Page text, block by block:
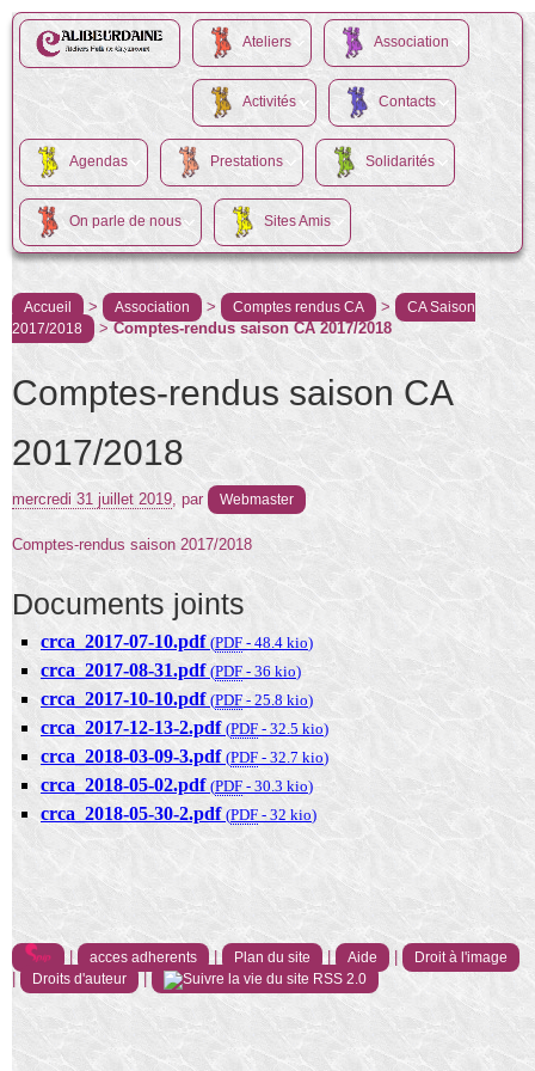
Ateliers Association
Activités Contacts
Agendas Prestations Solidarités
On parle de nous Sites Amis
Accueil > Association > Comptes rendus CA >
CA Saison
2017/2018
> Comptes-rendus saison CA 2017/2018
Comptes-rendus saison CA
2017/2018
mercredi 31 juillet 2019, par Webmaster
Comptes-rendus saison 2017/2018
Documents joints
crca_2017-07-10.pdf (PDF - 48.4 kio)
crca_2017-08-31.pdf (PDF - 36 kio)
crca_2017-10-10.pdf (PDF - 25.8 kio)
crca_2017-12-13-2.pdf (PDF - 32.5 kio)
crca_2018-03-09-3.pdf (PDF - 32.7 kio)
crca_2018-05-02.pdf (PDF - 30.3 kio)
crca_2018-05-30-2.pdf (PDF - 32 kio)
| acces adherents Plan du site Aide Droit à l'image
Droits d'auteur RSS 2.0